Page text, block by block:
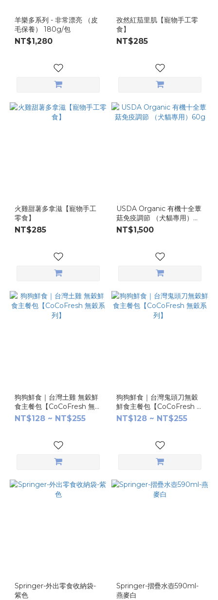
羊樂多系列 - 非常漂亮 （皮
毛保養） 180g/包
NT$1,280
孜然紅茄里肌【寵物手工零
食】
NT$285
火雞甜薯多拿滋【寵物手工
零食】
NT$285
USDA Organic 有機十全蕈
菇免疫調節 （犬貓專用）
60g
NT$1,500
狗狗鮮食｜台灣土雞 無穀鮮
食主餐包【CoCoFresh 無穀
系列】
NT$128 ~ NT$255
狗狗鮮食｜台灣鬼頭刀無穀
鮮食主餐包【CoCoFresh 無
穀系列】
NT$128 ~ NT$255
Springer-外出零食收納袋-
紫色
Springer-摺疊水壺590ml-
燕麥白